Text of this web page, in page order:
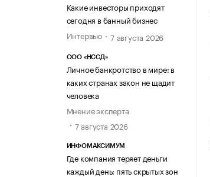
Какие инвесторы приходят
сегодня в банный бизнес
Интервью
7 августа 2026
ООО «НССД»
Личное банкротство в мире: в
каких странах закон не щадит
человека
Мнение эксперта
7 августа 2026
ИНФОМАКСИМУМ
Где компания теряет деньги
каждый день: пять скрытых зон